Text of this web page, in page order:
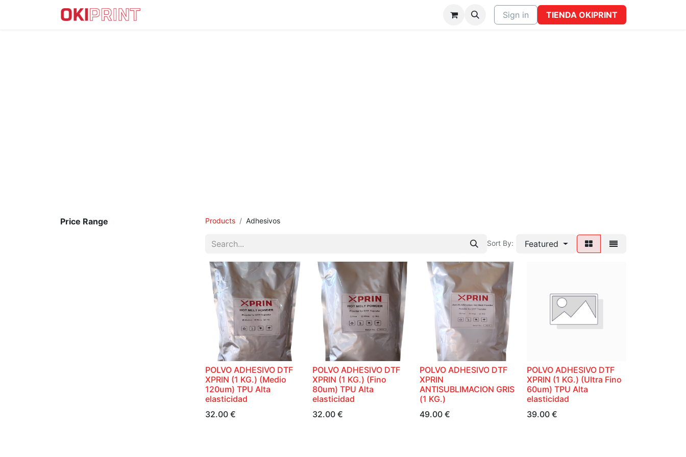
CONTACTO Sign in TIENDA OKIPRINT
Price Range Products Adhesivos
Sort By: Featured
POLVO ADHESIVO DTF
XPRIN (1 KG.) (Medio
120um) TPU Alta
elasticidad
32.00 €
POLVO ADHESIVO DTF
XPRIN (1 KG.) (Fino
80um) TPU Alta
elasticidad
32.00 €
POLVO ADHESIVO DTF
XPRIN
ANTISUBLIMACION GRIS
(1 KG.)
49.00 €
POLVO ADHESIVO DTF
XPRIN (1 KG.) (Ultra Fino
60um) TPU Alta
elasticidad
39.00 €